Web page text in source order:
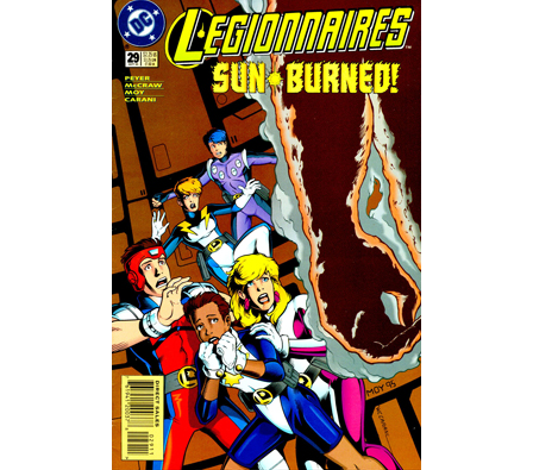
Apella CBBE SSE BodySlide (with Physics)
Apella 2.0 CBBE SSE BodySlide (with Physics)
Kitana CBBE SSE BodySlide (with Physics)
Nekomimi
New Light Skyrim SE
SB Corset Armor CBBE SSE BodySlide (with Physics)
Wedding Wear CBBE SSE BodySlide (with Physics)
Работы Тестера 55
Наёмный оборотень